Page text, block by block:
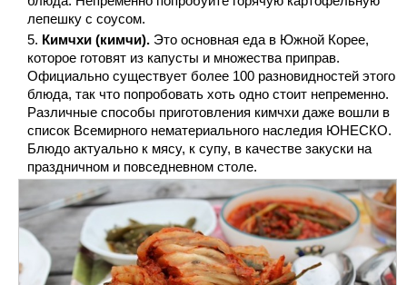
лепешку с соусом.
Кимчхи (кимчи). Это основная еда в Южной Корее,
которое готовят из капусты и множества приправ.
Официально существует более 100 разновидностей этого
блюда, так что попробовать хоть одно стоит непременно.
Различные способы приготовления кимчхи даже вошли в
список Всемирного нематериального наследия ЮНЕСКО.
Блюдо актуально к мясу, к супу, в качестве закуски на
праздничном и повседневном столе.